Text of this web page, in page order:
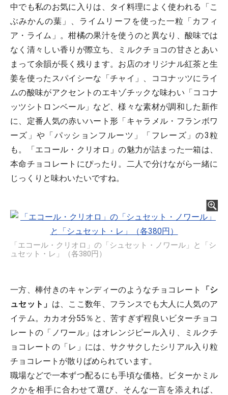
中でも私のお気に入りは、タイ料理によく使われる「こ
ぶみかんの葉」、ライムリーフを使った一粒「カフィ
ア・ライム」。柑橘の果汁を使うのと異なり、酸味では
なく清々しい香りが際立ち、ミルクチョコの甘さとあい
まって余韻が長く残ります。お店のオリジナル紅茶と生
姜を使ったスパイシーな「チャイ」、ココナッツにライ
ムの酸味がアクセントのエキゾチックな味わい「ココナ
ッツシトロンベール」など、様々な素材が調和した新作
に、定番人気の赤いハート形「キャラメル・フランボワ
ーズ」や「パッションフルーツ」「フレーズ」の3粒
も。「エコール・クリオロ」の魅力が詰まった一箱は、
本命チョコレートにぴったり。二人で分けながら一緒に
じっくりと味わいたいですね。
「エコール・クリオロ」の「シュセット・ノワール」と「シ
ュセット・レ」（各380円）
一方、棒付きのキャンディーのようなチョコレート
「シ
ュセット」 は、ここ数年、フランスでも大人に人気のア
イテム。カカオ分55％と、苦すぎず程良いビターチョコ
レートの「ノワール」はオレンジピール入り、ミルクチ
ョコレートの「レ」には、サクサクしたシリアル入り粒
チョコレートが散りばめられています。
職場などで一本ずつ配るにも手頃な価格。ビターかミル
クかを相手に合わせて選び、そんな一言を添えれば、